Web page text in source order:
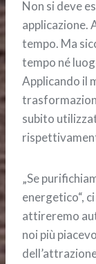
Non si deve
applicazione.
tempo. Ma
tempo né
Applicando il
subito
„Se
energetico“,
attireremo
noi più